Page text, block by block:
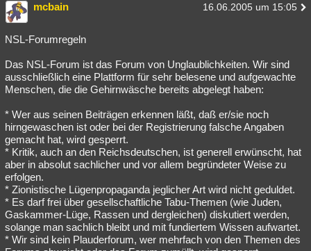
mcbain 16.06.2005 um 15:05
NSL-Forumregeln
Das NSL-Forum ist das Forum von Unglaublichkeiten. Wir sind
ausschließlich eine Plattform für sehr belesene und aufgewachte
Menschen, die die Gehirnwäsche bereits abgelegt haben:
* Wer aus seinen Beiträgen erkennen läßt, daß er/sie noch
hirngewaschen ist oder bei der Registrierung falsche Angaben
gemacht hat, wird gesperrt.
* Kritik, auch an den Reichsdeutschen, ist generell erwünscht, hat
aber in absolut sachlicher und vor allem begründeter Weise zu
erfolgen.
* Zionistische Lügenpropaganda jeglicher Art wird nicht geduldet.
* Es darf frei über gesellschaftliche Tabu-Themen (wie Juden,
Gaskammer-Lüge, Rassen und dergleichen) diskutiert werden,
solange man sachlich bleibt und mit fundiertem Wissen aufwartet.
* Wir sind kein Plauderforum, wer mehrfach von den Themen des